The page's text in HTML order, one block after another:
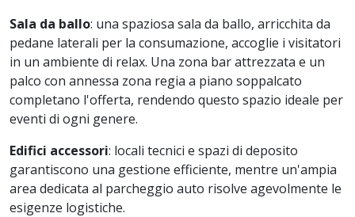
Sala da ballo: una spaziosa sala da ballo, arricchita da
pedane laterali per la consumazione, accoglie i visitatori
in un ambiente di relax. Una zona bar attrezzata e un
palco con annessa zona regia a piano soppalcato
completano l'offerta, rendendo questo spazio ideale per
eventi di ogni genere.
Edifici accessori: locali tecnici e spazi di deposito
garantiscono una gestione efficiente, mentre un'ampia
area dedicata al parcheggio auto risolve agevolmente le
esigenze logistiche.